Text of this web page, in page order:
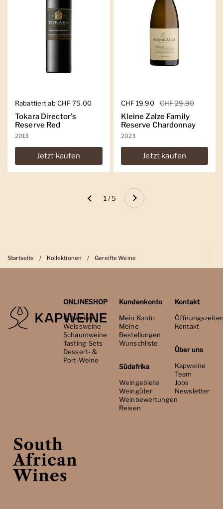
Regulärer Preis
Rabattiert ab CHF 75.00
Tokara Director's
Reserve Red
2013
Jetzt kaufen
Regulärer Preis
CHF 19.90 Sale-Preis
CHF 29.90
Kleine Zalze Family
Reserve Chardonnay
2023
Jetzt kaufen
Zurück 1 / 5 Weiter
Startseite / Kollektionen / Gereifte Weine
ONLINESHOP
Rotweine
Weissweine
Schaumweine
Tasting-Sets
Dessert- &
Port-Weine
Kundenkonto
Mein Konto
Meine
Bestellungen
Wunschliste
Südafrika
Weingebiete
Weingüter
Weinbewertungen
Reisen
Kontakt
Kontakt
Über uns
Kapweine
Team
Jobs
Newsletter